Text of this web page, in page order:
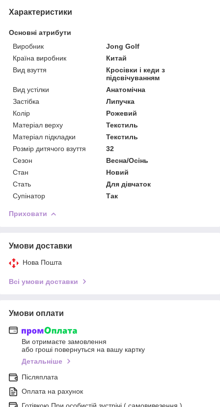
Характеристики
Основні атрибути
Виробник
Jong Golf
Країна виробник
Китай
Вид взуття
Кросівки і кеди з
підсвічуванням
Вид устілки
Анатомічна
Застібка
Липучка
Колір
Рожевий
Матеріал верху
Текстиль
Матеріал підкладки
Текстиль
Розмір дитячого взуття
32
Сезон
Весна/Осінь
Стан
Новий
Стать
Для дівчаток
Супінатор
Так
Приховати
Умови доставки
Нова Пошта
Всі умови доставки
Умови оплати
Ви отримаєте замовлення
або гроші повернуться на вашу картку
Детальніше
Післяплата
Оплата на рахунок